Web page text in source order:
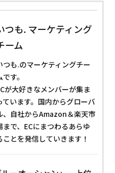
つも. マーケティング
ーム
つも.のマーケティングチー
です。
が大好きなメンバーが集ま
ています。国内からグローバ
、自社からAmazon＆楽天市
まで、ECにまつわるあらゆ
ことを発信していきます！